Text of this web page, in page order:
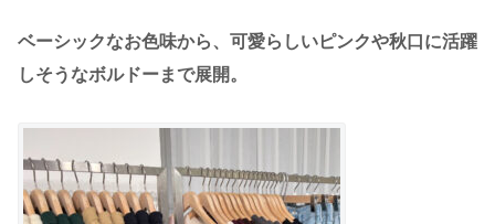
ベーシックなお色味から、可愛らしいピンクや秋口に活躍
しそうなボルドーまで展開。